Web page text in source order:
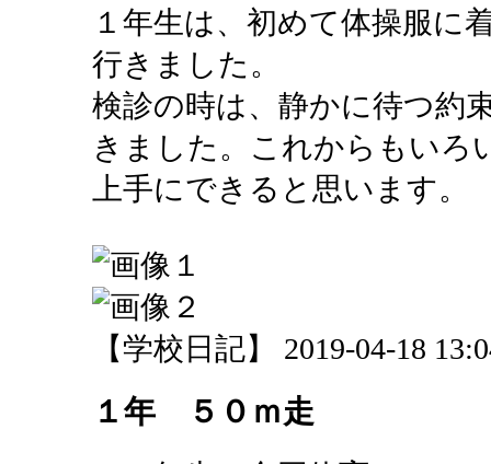
１年生は、初めて体操服に
行きました。
検診の時は、静かに待つ約
きました。これからもいろ
上手にできると思います。
【学校日記】 2019-04-18
１年 ５０ｍ走